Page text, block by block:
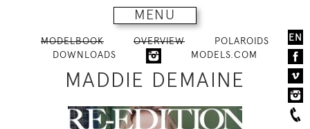
MENU
EN
MODELBOOK OVERVIEW
POLAROIDS
DOWNLOADS
MODELS.COM
MADDIE DEMAINE